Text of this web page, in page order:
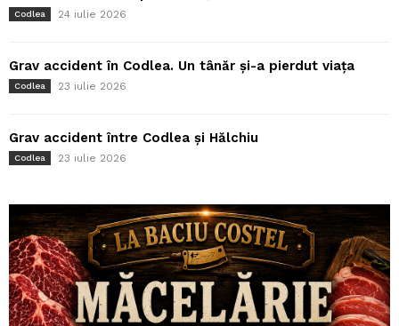
Codlea 24 iulie 2026
Grav accident în Codlea. Un tânăr și-a pierdut viața
Codlea 23 iulie 2026
Grav accident între Codlea și Hălchiu
Codlea 23 iulie 2026